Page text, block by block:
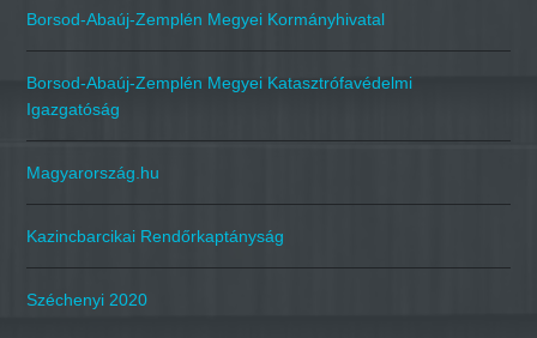
Borsod-Abaúj-Zemplén Megyei Kormányhivatal
Borsod-Abaúj-Zemplén Megyei Katasztrófavédelmi
Igazgatóság
Magyarország.hu
Kazincbarcikai Rendőrkaptányság
Széchenyi 2020